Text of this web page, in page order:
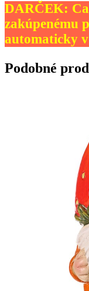
DARČEK:
zakúpenému
automaticky
Podobné